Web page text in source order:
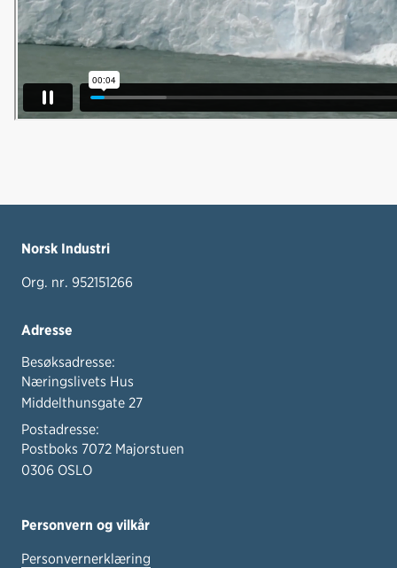
Norsk Industri
Org. nr. 952151266
Adresse
Besøksadresse:
Næringslivets Hus
Middelthunsgate 27
Postadresse:
Postboks 7072 Majorstuen
0306 OSLO
Personvern og vilkår
Personvernerklæring